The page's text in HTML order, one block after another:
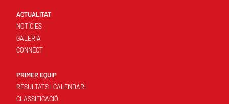
ACTUALITAT
NOTÍCIES
GALERIA
CONNECT
PRIMER EQUIP
RESULTATS I CALENDARI
CLASSIFICACIÓ